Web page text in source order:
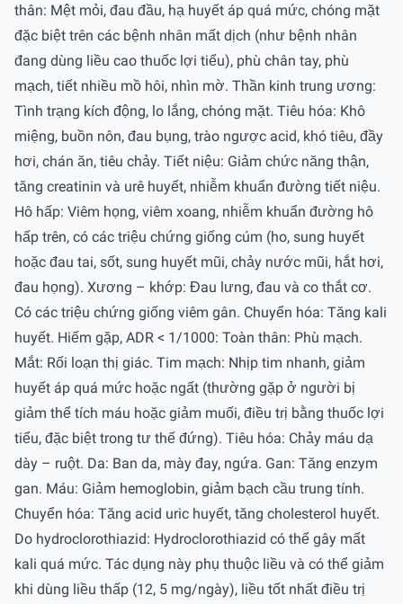
thân: Mệt mỏi, đau đầu, hạ huyết áp quá mức, chóng mặt
đặc biệt trên các bệnh nhân mất dịch (như bệnh nhân
đang dùng liều cao thuốc lợi tiểu), phù chân tay, phù
mạch, tiết nhiều mồ hôi, nhìn mờ. Thần kinh trung ương:
Tình trạng kích động, lo lắng, chóng mặt. Tiêu hóa: Khô
miệng, buồn nôn, đau bụng, trào ngược acid, khó tiêu, đầy
hơi, chán ăn, tiêu chảy. Tiết niệu: Giảm chức năng thận,
tăng creatinin và urê huyết, nhiễm khuẩn đường tiết niệu.
Hô hấp: Viêm họng, viêm xoang, nhiễm khuẩn đường hô
hấp trên, có các triệu chứng giống cúm (ho, sung huyết
hoặc đau tai, sốt, sung huyết mũi, chảy nước mũi, hắt hơi,
đau họng). Xương – khớp: Đau lưng, đau và co thắt cơ.
Có các triệu chứng giống viêm gân. Chuyển hóa: Tăng kali
huyết. Hiếm gặp, ADR < 1/1000: Toàn thân: Phù mạch.
Mắt: Rối loạn thị giác. Tim mạch: Nhịp tim nhanh, giảm
huyết áp quá mức hoặc ngất (thường gặp ở người bị
giảm thể tích máu hoặc giảm muối, điều trị bằng thuốc lợi
tiểu, đặc biệt trong tư thế đứng). Tiêu hóa: Chảy máu dạ
dày – ruột. Da: Ban da, mày đay, ngứa. Gan: Tăng enzym
gan. Máu: Giảm hemoglobin, giảm bạch cầu trung tính.
Chuyển hóa: Tăng acid uric huyết, tăng cholesterol huyết.
Do hydroclorothiazid: Hydroclorothiazid có thể gây mất
kali quá mức. Tác dụng này phụ thuộc liều và có thể giảm
khi dùng liều thấp (12, 5 mg/ngày), liều tốt nhất điều trị